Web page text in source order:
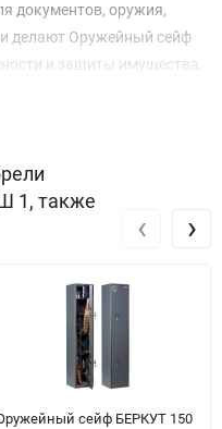
документов, оружия,
делают Оружейный сейф
и защиты имущества.
1, также
сейф БЕРКУТ 150
‹ ›